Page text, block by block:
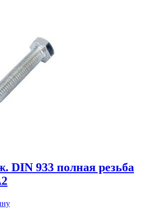
DIN 933 полная резьба